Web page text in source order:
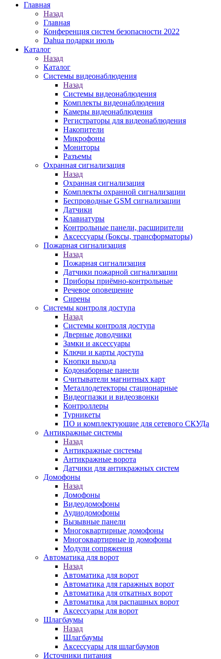
Главная
Назад
Главная
Конференция систем безопасности 2022
Dahua подарки июль
Каталог
Назад
Каталог
Системы видеонаблюдения
Назад
Системы видеонаблюдения
Комплекты видеонаблюдения
Камеры видеонаблюдения
Регистраторы для видеонаблюдения
Накопители
Микрофоны
Мониторы
Разъемы
Охранная сигнализация
Назад
Охранная сигнализация
Комплекты охранной сигнализации
Беспроводные GSM сигнализации
Датчики
Клавиатуры
Контрольные панели, расширители
Аксессуары (Боксы, трансформаторы)
Пожарная сигнализация
Назад
Пожарная сигнализация
Датчики пожарной сигнализации
Приборы приёмно-контрольные
Речевое оповещение
Сирены
Системы контроля доступа
Назад
Системы контроля доступа
Дверные доводчики
Замки и аксессуары
Ключи и карты доступа
Кнопки выхода
Кодонаборные панели
Считыватели магнитных карт
Металлодетекторы стационарные
Видеогпазки и видеозвонки
Контроллеры
Турникеты
ПО и комплектующие для сетевого СКУДа
Антикражные системы
Назад
Антикражные системы
Антикражные ворота
Датчики для антикражных систем
Домофоны
Назад
Домофоны
Видеодомофоны
Аудиодомофоны
Вызывные панели
Многоквартирные домофоны
Многоквартирные ip домофоны
Модули сопряжения
Автоматика для ворот
Назад
Автоматика для ворот
Автоматика для гаражных ворот
Автоматика для откатных ворот
Автоматика для распашных ворот
Аксессуары для ворот
Шлагбаумы
Назад
Шлагбаумы
Аксессуары для шлагбаумов
Источники питания